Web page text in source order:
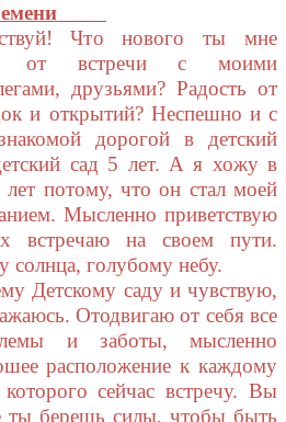
Что нового ты мне
от встречи с моими
друзьями? Радость от
и открытий? Неспешно и с
дорогой в детский
сад 5 лет. А я хожу в
лет потому, что он стал моей
Мысленно приветствую
встречаю на своем пути.
солнца, голубому небу.
Детскому саду и чувствую,
Отодвигаю от себя все
и заботы, мысленно
расположение к каждому
сейчас встречу. Вы
ты берешь силы, чтобы быть